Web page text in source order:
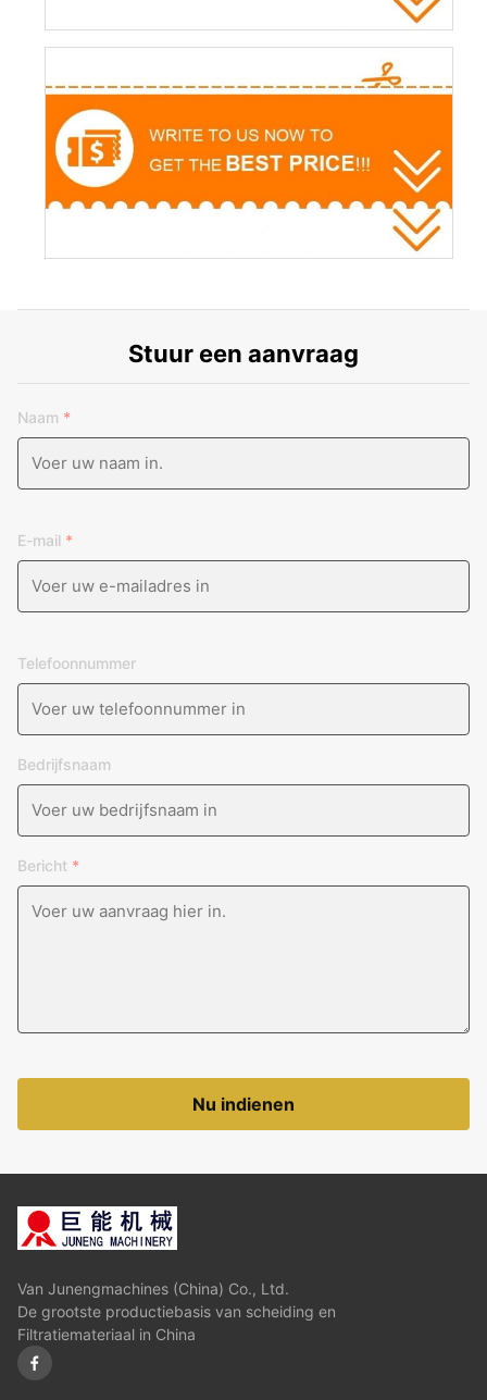
Stuur een aanvraag
Naam *
E-mail *
Telefoonnummer
Bedrijfsnaam
Bericht *
Nu indienen
Van Junengmachines (China) Co., Ltd.
De grootste productiebasis van scheiding en
Filtratiemateriaal in China